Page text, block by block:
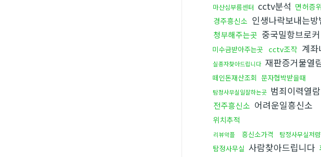
마산심부름센터 cctv분석 면허증
경주흥신소 인생나락보내는방
청부해주는곳 중국밀항브로커
미수금받아주는곳 cctv조작 계
실종자찾아드립니다 재판증거물열
떼인돈재산조회 문자협박받을때
탐정사무실일잘하는곳 범죄이력열람
전주흥신소 어려운일흥신소
위치추적
리뷰악플 흥신소가격 탐정사무실저
탐정사무실 사람찾아드립니다